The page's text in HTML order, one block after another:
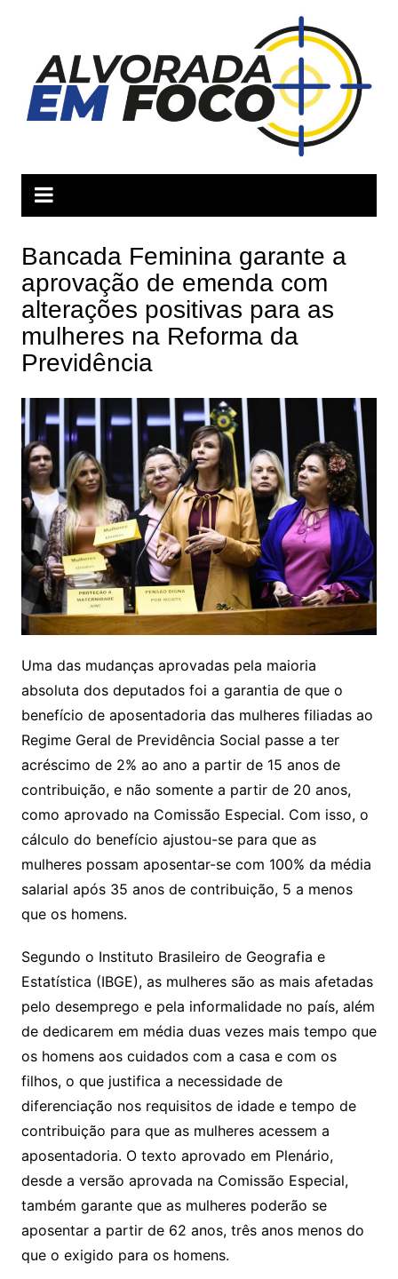
conteúdo
Bancada Feminina garante a
aprovação de emenda com
alterações positivas para as
mulheres na Reforma da
Previdência
Uma das mudanças aprovadas pela maioria
absoluta dos deputados foi a garantia de que o
benefício de aposentadoria das mulheres filiadas ao
Regime Geral de Previdência Social passe a ter
acréscimo de 2% ao ano a partir de 15 anos de
contribuição, e não somente a partir de 20 anos,
como aprovado na Comissão Especial. Com isso, o
cálculo do benefício ajustou-se para que as
mulheres possam aposentar-se com 100% da média
salarial após 35 anos de contribuição, 5 a menos
que os homens.
Segundo o Instituto Brasileiro de Geografia e
Estatística (IBGE), as mulheres são as mais afetadas
pelo desemprego e pela informalidade no país, além
de dedicarem em média duas vezes mais tempo que
os homens aos cuidados com a casa e com os
filhos, o que justifica a necessidade de
diferenciação nos requisitos de idade e tempo de
contribuição para que as mulheres acessem a
aposentadoria. O texto aprovado em Plenário,
desde a versão aprovada na Comissão Especial,
também garante que as mulheres poderão se
aposentar a partir de 62 anos, três anos menos do
que o exigido para os homens.